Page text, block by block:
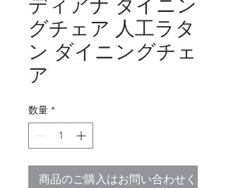
ディアナ ダイニン
グチェア 人工ラタ
ン ダイニングチェ
ア
数量 *
商品のご購入はお問い合わせください